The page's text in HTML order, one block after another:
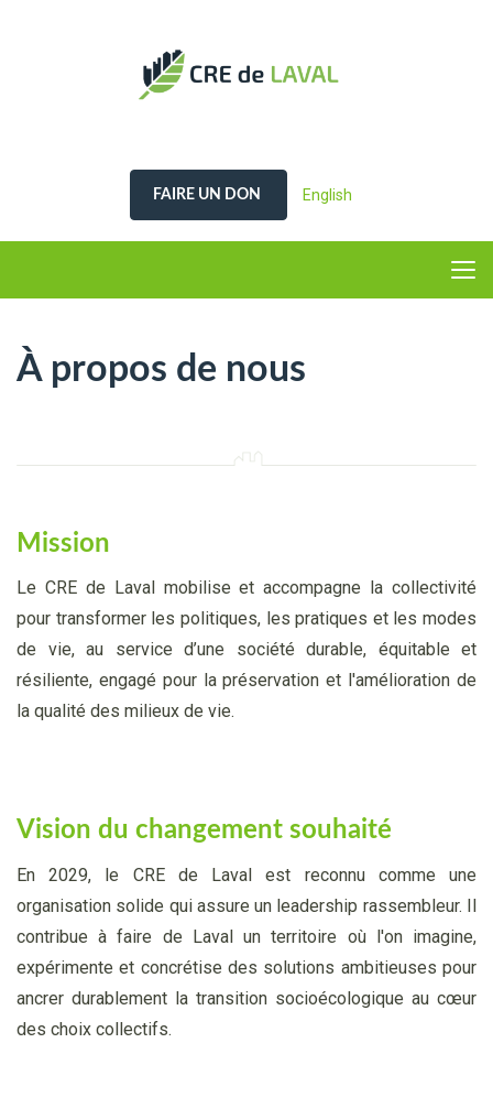
FAIRE UN DON English
À propos de nous
Mission
Le CRE de Laval mobilise et accompagne la collectivité
pour transformer les politiques, les pratiques et les modes
de vie, au service d’une société durable, équitable et
résiliente, engagé pour la préservation et l'amélioration de
la qualité des milieux de vie.
Vision du changement souhaité
En 2029, le CRE de Laval est reconnu comme une
organisation solide qui assure un leadership rassembleur. Il
contribue à faire de Laval un territoire où l'on imagine,
expérimente et concrétise des solutions ambitieuses pour
ancrer durablement la transition socioécologique au cœur
des choix collectifs.